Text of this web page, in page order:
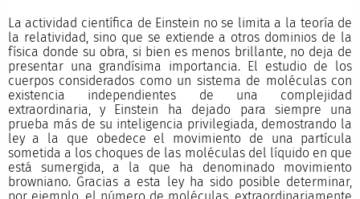
La actividad científica de Einstein no se limita a la teoría de
la relatividad, sino que se extiende a otros dominios de la
física donde su obra, si bien es menos brillante, no deja de
presentar una grandísima importancia. El estudio de los
cuerpos considerados como un sistema de moléculas con
existencia independientes de una complejidad
extraordinaria, y Einstein ha dejado para siempre una
prueba más de su inteligencia privilegiada, demostrando la
ley a la que obedece el movimiento de una partícula
sometida a los choques de las moléculas del líquido en que
está sumergida, a la que ha denominado movimiento
browniano. Gracias a esta ley ha sido posible determinar,